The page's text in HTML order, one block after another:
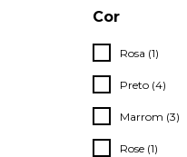
Cor
Rosa (1)
Preto (4)
Marrom (3)
Rose (1)